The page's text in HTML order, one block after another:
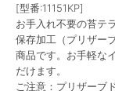
[型番:11151KP]
お手入れ不要の苔テ
保存加工（プリザー
商品です。お手軽な
だけます。
ご注意：プリザーブ